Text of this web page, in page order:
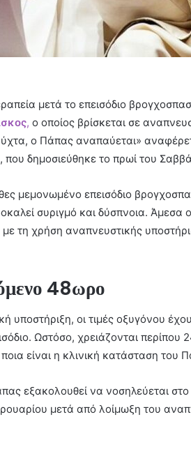
μετά το επεισόδιο
, ο οποίος βρίσκεται σε
ο Πάπας αναπαύεται»
που δημοσιεύθηκε το πρωί του
μεμονωμένο επεισόδιο
συριγμό και δύσπνοια. Άμεσα
με τη χρήση αναπνευστικής
48ωρο
υποστήριξη, οι τιμές οξυγόνου
Ωστόσο, χρειάζονται
είναι η κλινική κατάσταση του
εξακολουθεί να νοσηλεύεται
μετά από λοίμωξη του